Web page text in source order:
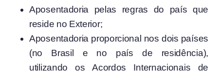
Aposentadoria pelas regras do país que
reside no Exterior;
Aposentadoria proporcional nos dois países
(no Brasil e no país de residência),
utilizando os Acordos Internacionais de